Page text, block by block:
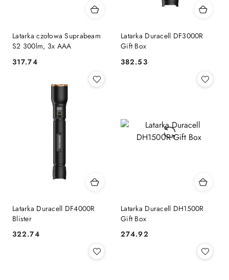
Latarka czołowa Suprabeam
S2 300lm, 3x AAA
Cena:
317.74
Latarka Duracell DF3000R
Gift Box
Cena:
382.53
Latarka Duracell DF4000R
Blister
Cena:
322.74
Latarka Duracell DH1500R
Gift Box
Cena:
274.92